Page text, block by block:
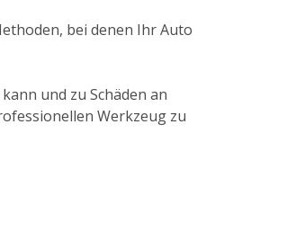
bei denen Ihr Auto
und zu Schäden an
Werkzeug zu